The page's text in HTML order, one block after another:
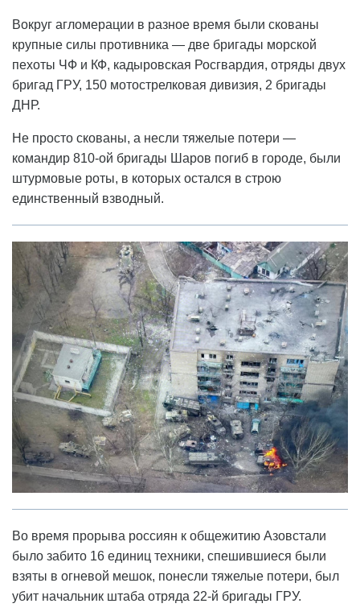
Вокруг агломерации в разное время были скованы
крупные силы противника — две бригады морской
пехоты ЧФ и КФ, кадыровская Росгвардия, отряды двух
бригад ГРУ, 150 мотострелковая дивизия, 2 бригады
ДНР.
Не просто скованы, а несли тяжелые потери —
командир 810-ой бригады Шаров погиб в городе, были
штурмовые роты, в которых остался в строю
единственный взводный.
Во время прорыва россиян к общежитию Азовстали
было забито 16 единиц техники, спешившиеся были
взяты в огневой мешок, понесли тяжелые потери, был
убит начальник штаба отряда 22-й бригады ГРУ.